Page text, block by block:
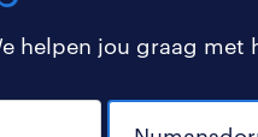
helpen jou graag